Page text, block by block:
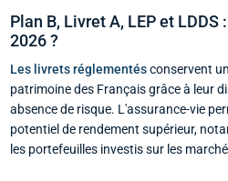
Plan B, Livret A, LEP et
2026 ?
Les livrets réglementésconservent
patrimoine des Français grâce à leur
absence de risque. L'assurance-vie
potentiel de rendement supérieur,
les portefeuilles investis sur les